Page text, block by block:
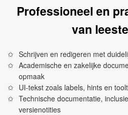
Professioneel en
van
Schrijven en redigeren met
Academische en zakelijke
opmaak
UI-tekst zoals labels, hints en
Technische documentatie,
versienotities